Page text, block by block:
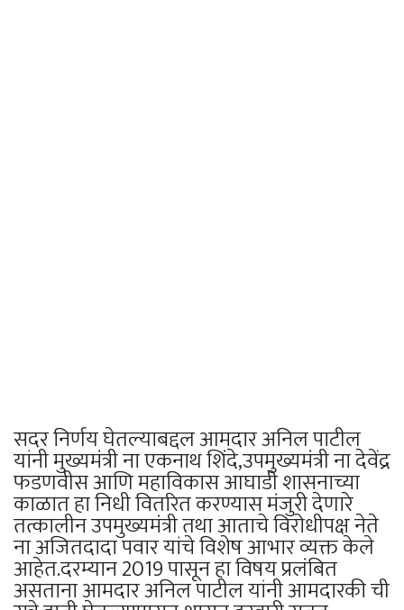
सदर निर्णय घेतल्याबद्दल आमदार अनिल पाटील
यांनी मुख्यमंत्री ना एकनाथ शिंदे,उपमुख्यमंत्री ना देवेंद्र
फडणवीस आणि महाविकास आघाडी शासनाच्या
काळात हा निधी वितरित करण्यास मंजुरी देणारे
तत्कालीन उपमुख्यमंत्री तथा आताचे विरोधीपक्ष नेते
ना अजितदादा पवार यांचे विशेष आभार व्यक्त केले
आहेत.दरम्यान 2019 पासून हा विषय प्रलंबित
असताना आमदार अनिल पाटील यांनी आमदारकी ची